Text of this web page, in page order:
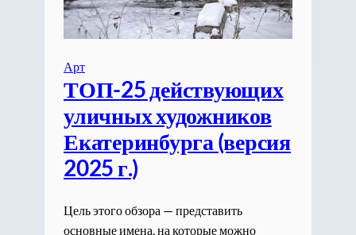
Арт
ТОП-25 действующих
уличных художников
Екатеринбурга (версия
2025 г.)
Цель этого обзора — представить
основные имена, на которые можно